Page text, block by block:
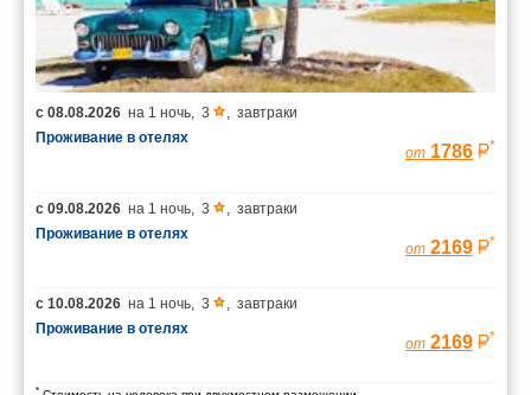
с 08.08.2026 на 1 ночь 3
завтраки
Проживание в отелях
от 1786 *
с 09.08.2026 на 1 ночь 3
завтраки
Проживание в отелях
от 2169 *
с 10.08.2026 на 1 ночь 3
завтраки
Проживание в отелях
от 2169 *
*